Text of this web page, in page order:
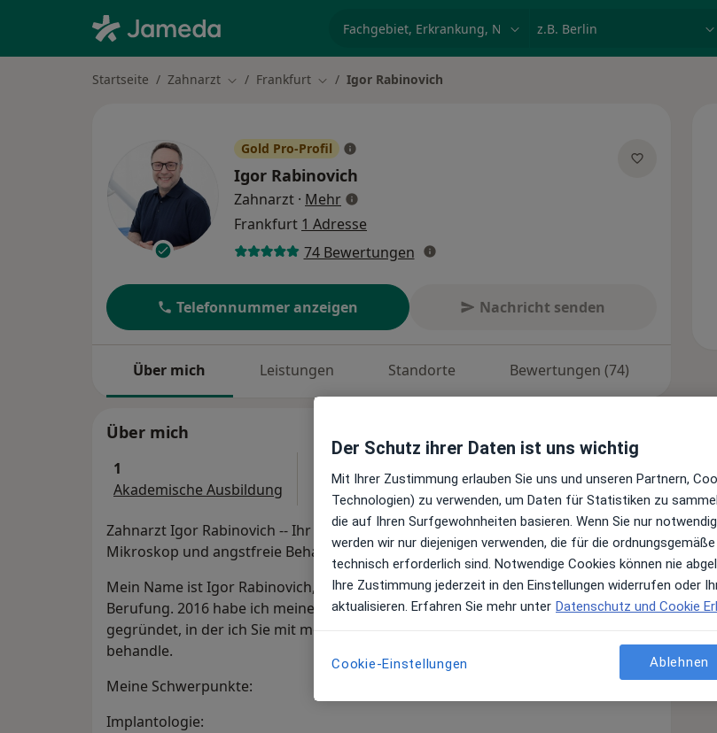
Startseite Zahnarzt Stadt ändern
Frankfurt Stadt ändern
Igor Rabinovich
Gold Pro-Profil
Igor Rabinovich
Zahnarzt · Mehrüber Spezialisierungen
Frankfurt 1 Adresse
74 Bewertungen
Telefonnummer anzeigen Nachricht senden
Über mich Leistungen Standorte Bewertungen (74)
Über mich
1
Akademische Ausbildung
Juni 2022 Juni 2022
Zahnarzt Igor Rabinovich -- Ihr Zahnarzt für Implantologie, Endodontie unter dem
Mikroskop und angstfreie Behandlung in Frankfurt-Sachsenhausen
Mein Name ist Igor Rabinovich, und seit über 30 Jahren ist die Zahnmedizin meine
Berufung. 2016 habe ich meine eigene Praxis in Frankfurt-Sachsenhausen
gegründet, in der ich Sie mit modernster Technik und viel Einfühlungsvermögen
behandle.
Meine Schwerpunkte:
Implantologie:
Der Schutz ihrer Daten ist uns wichtig
Mit Ihrer Zustimmung erlauben Sie uns und unseren Partnern,
Technologien) zu verwenden, um Daten für Statistiken zu
die auf Ihren Surfgewohnheiten basieren. Wenn Sie nur
werden wir nur diejenigen verwenden, die für die
technisch erforderlich sind. Notwendige Cookies können nie
Ihre Zustimmung jederzeit in den Einstellungen widerrufen oder
aktualisieren. Erfahren Sie mehr unter Datenschutz und Cookie
Cookie-Einstellungen Ablehnen